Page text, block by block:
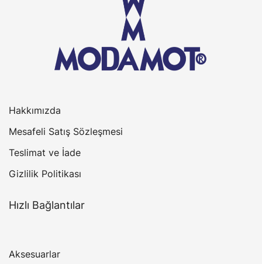
Hakkımızda
Mesafeli Satış Sözleşmesi
Teslimat ve İade
Gizlilik Politikası
Hızlı Bağlantılar
Aksesuarlar